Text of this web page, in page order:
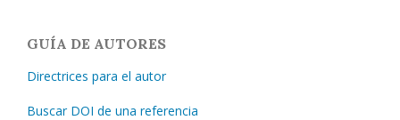
GUÍA DE AUTORES
Directrices para el autor
Buscar DOI de una referencia